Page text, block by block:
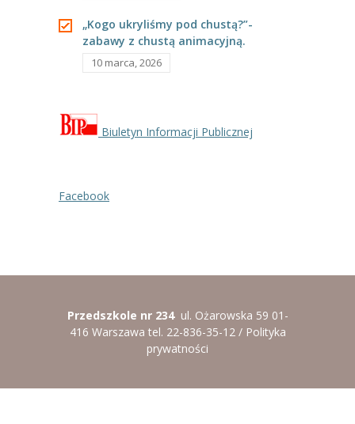
„Kogo ukryliśmy pod chustą?”-
zabawy z chustą animacyjną.
10 marca, 2026
Biuletyn Informacji Publicznej
Facebook
Przedszkole nr 234 ul. Ożarowska 59 01-
416 Warszawa tel. 22-836-35-12 / Polityka
prywatności